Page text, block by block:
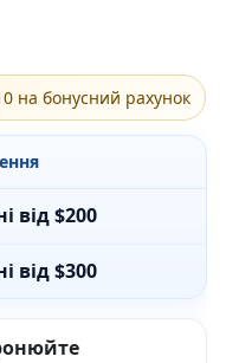
на бонусний рахунок
від $200
від $300